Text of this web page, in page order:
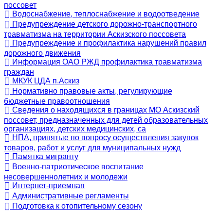
поссовет
Водоснабжение, теплоснабжение и водоотведение
Предупреждение детского дорожно-транспортного
травматизма на территории Аскизского поссовета
Предупреждение и профилактика нарушений правил
дорожного движения
Информация ОАО РЖД профилактика травматизма
граждан
МКУК ЦДА п.Аскиз
Нормативно правовые акты, регулирующие
бюджетные правоотношения
Сведения о находящихся в границах МО Аскизский
поссовет, предназначенных для детей образовательных
организациях, детских медицинских, са
НПА, принятые по вопросу осуществления закупок
товаров, работ и услуг для муниципальных нужд
Памятка мигранту
Военно-патриотическое воспитание
несовершеннолетних и молодежи
Интернет-приемная
Административные регламенты
Подготовка к отопительному сезону